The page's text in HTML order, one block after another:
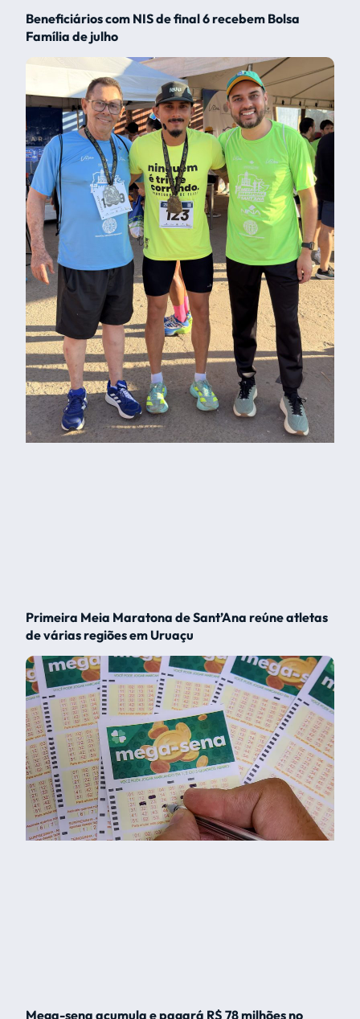
Beneficiários com NIS de final 6 recebem Bolsa
Família de julho
Primeira Meia Maratona de Sant’Ana reúne atletas
de várias regiões em Uruaçu
Mega-sena acumula e pagará R$ 78 milhões no